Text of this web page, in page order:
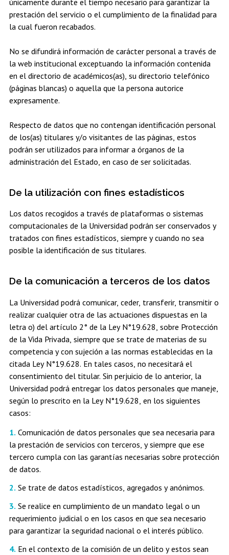
únicamente durante el tiempo necesario para garantizar la
prestación del servicio o el cumplimiento de la finalidad para
la cual fueron recabados.
No se difundirá información de carácter personal a través de
la web institucional exceptuando la información contenida
en el directorio de académicos(as), su directorio telefónico
(páginas blancas) o aquella que la persona autorice
expresamente.
Respecto de datos que no contengan identificación personal
de los(as) titulares y/o visitantes de las páginas, estos
podrán ser utilizados para informar a órganos de la
administración del Estado, en caso de ser solicitadas.
De la utilización con fines estadísticos
Los datos recogidos a través de plataformas o sistemas
computacionales de la Universidad podrán ser conservados y
tratados con fines estadísticos, siempre y cuando no sea
posible la identificación de sus titulares.
De la comunicación a terceros de los datos
La Universidad podrá comunicar, ceder, transferir, transmitir o
realizar cualquier otra de las actuaciones dispuestas en la
letra o) del artículo 2° de la Ley N°19.628, sobre Protección
de la Vida Privada, siempre que se trate de materias de su
competencia y con sujeción a las normas establecidas en la
citada Ley N°19.628. En tales casos, no necesitará el
consentimiento del titular. Sin perjuicio de lo anterior, la
Universidad podrá entregar los datos personales que maneje,
según lo prescrito en la Ley N°19.628, en los siguientes
casos:
Comunicación de datos personales que sea necesaria para
la prestación de servicios con terceros, y siempre que ese
tercero cumpla con las garantías necesarias sobre protección
de datos.
Se trate de datos estadísticos, agregados y anónimos.
Se realice en cumplimiento de un mandato legal o un
requerimiento judicial o en los casos en que sea necesario
para garantizar la seguridad nacional o el interés público.
En el contexto de la comisión de un delito y estos sean